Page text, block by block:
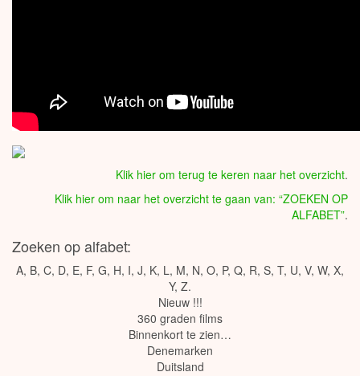
Klik hier om terug te keren naar het overzicht.
Klik hier om naar het overzicht te gaan van: “ZOEKEN OP
ALFABET”.
Zoeken op alfabet:
A, B, C, D, E, F, G, H, I, J, K, L, M, N, O, P, Q, R, S, T, U, V, W, X,
Y, Z.
Nieuw !!!
360 graden films
Binnenkort te zien…
Denemarken
Duitsland